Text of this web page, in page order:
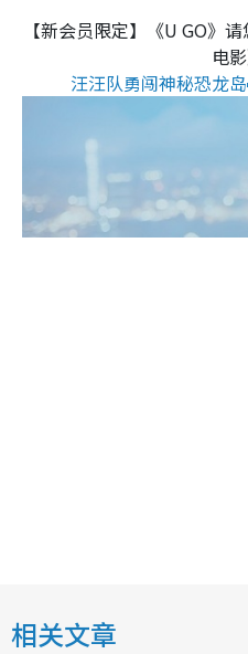
【新会员限定】《U GO》
电影
汪汪队勇闯神秘恐龙
相关文章